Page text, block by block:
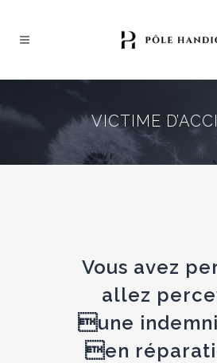
VICTIME
Vous avez
allez
une
en